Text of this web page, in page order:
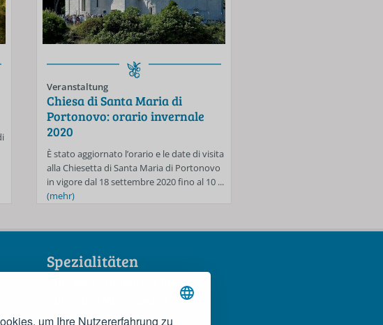
um Ihre Nutzererfahrung zu
Veranstaltung
Chiesa di Santa Maria di
Portonovo: orario invernale
2020
È stato aggiornato l’orario e le date di visita
alla Chiesetta di Santa Maria di Portonovo
in vigore dal 18 settembre 2020 fino al 10 ...
(mehr)
Spezialitäten
Der Rosso Conero